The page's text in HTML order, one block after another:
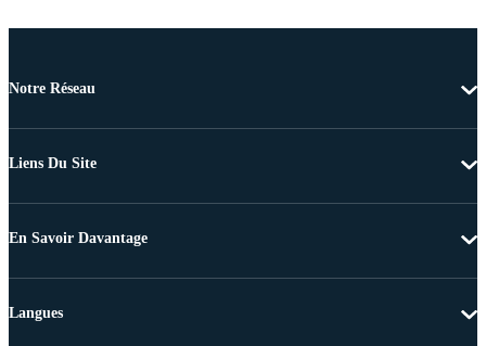
Notre Réseau
Liens Du Site
En Savoir Davantage
Langues